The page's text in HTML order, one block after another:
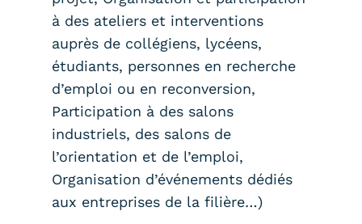
à des ateliers et interventions
auprès de collégiens, lycéens,
étudiants, personnes en recherche
d’emploi ou en reconversion,
Participation à des salons
industriels, des salons de
l’orientation et de l’emploi,
Organisation d’événements dédiés
aux entreprises de la filière…)